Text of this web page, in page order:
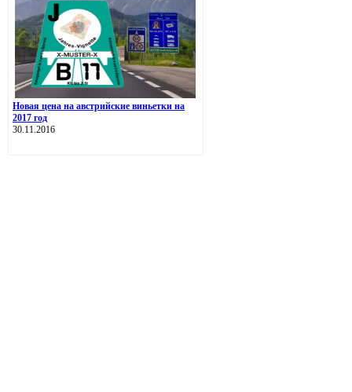
Новая цена на австрийские виньетки на
2017 год
30.11.2016